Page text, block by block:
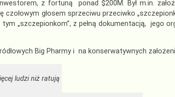
z fortuną ponad $200M. Był m.in.
głosem sprzeciwu przeciwko
„szczepionkom”, z pełną dokumentacją, jego
Big Pharmy i na konserwatywnych
ludzi niż ratują